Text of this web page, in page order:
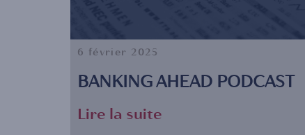
6 février 2025
BANKING AHEAD PODCAST
Lire la suite